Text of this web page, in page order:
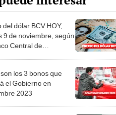
del dólar BCV HOY,
9 de noviembre, según
Central de
los 3 bonos que
el Gobierno en
2023